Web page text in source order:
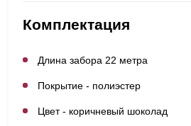
Комплектация
Длина забора 22 метра
Покрытие - полиэстер
Цвет - коричневый шоколад